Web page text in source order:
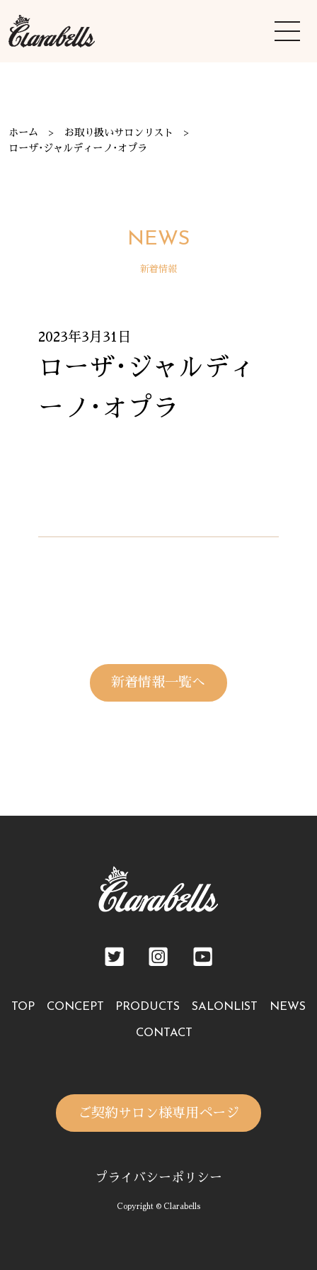
ホーム
お取り扱いサロンリスト
ローザ･ジャルディーノ･オプラ
NEWS
新着情報
2023年3月31日
ローザ･ジャルディ
ーノ･オプラ
新着情報一覧へ
TOP CONCEPT PRODUCTS SALONLIST NEWS
CONTACT
ご契約サロン様専用ページ
プライバシーポリシー
Copyright © Clarabells